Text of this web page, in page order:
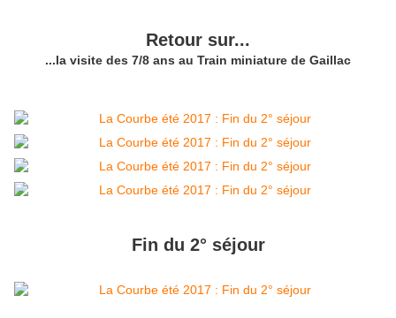
Retour sur...
...la visite des 7/8 ans au Train miniature de Gaillac
Fin du 2° séjour